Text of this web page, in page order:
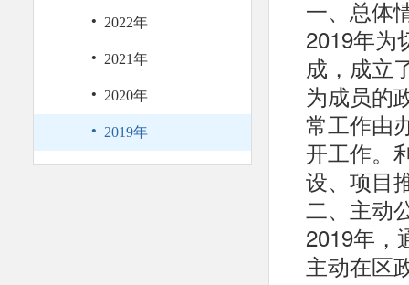
· 2022年
· 2021年
· 2020年
· 2019年
一、总体
2019年为
成，成立
为成员的
常工作由
开工作。
设、项目
二、主动
2019年，
主动在区